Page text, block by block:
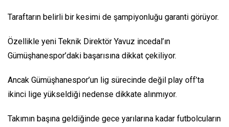
Taraftarın belirli bir kesimi de şampiyonluğu garanti görüyor.
Özellikle yeni Teknik Direktör Yavuz incedal’ın
Gümüşhanespor’daki başarısına dikkat çekiliyor.
Ancak Gümüşhanespor’un lig sürecinde değil play off’ta
ikinci lige yükseldiği nedense dikkate alınmıyor.
Takımın başına geldiğinde gece yarılarına kadar futbolcuların